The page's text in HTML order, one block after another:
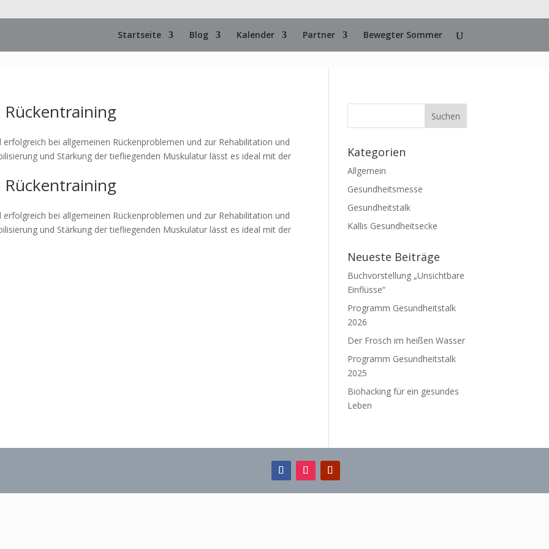
Startseite Blog Kalender Partner Bewegter Sommer
bei allgemeinen Rückenproblemen und zur Rehabilitation und
und Stärkung der tiefliegenden Muskulatur lässt es ideal mit der
bei allgemeinen Rückenproblemen und zur Rehabilitation und
und Stärkung der tiefliegenden Muskulatur lässt es ideal mit der
Kategorien
Allgemein
Gesundheitsmesse
Gesundheitstalk
Kallis Gesundheitsecke
Neueste Beiträge
Buchvorstellung „Unsichtbare
Einflüsse“
Programm Gesundheitstalk
2026
Der Frosch im heißen Wasser
Programm Gesundheitstalk
2025
Biohacking für ein gesundes
Leben